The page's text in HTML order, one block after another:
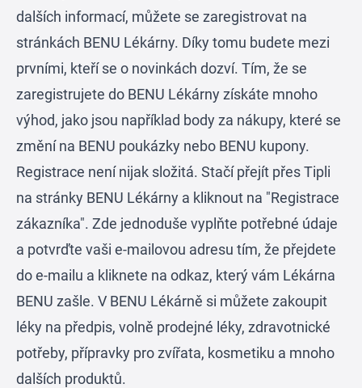
dalších informací, můžete se zaregistrovat na
stránkách BENU Lékárny. Díky tomu budete mezi
prvními, kteří se o novinkách dozví. Tím, že se
zaregistrujete do BENU Lékárny získáte mnoho
výhod, jako jsou například body za nákupy, které se
změní na BENU poukázky nebo BENU kupony.
Registrace není nijak složitá. Stačí přejít přes Tipli
na stránky BENU Lékárny a kliknout na "Registrace
zákazníka". Zde jednoduše vyplňte potřebné údaje
a potvrďte vaši e-mailovou adresu tím, že přejdete
do e-mailu a kliknete na odkaz, který vám Lékárna
BENU zašle. V BENU Lékárně si můžete zakoupit
léky na předpis, volně prodejné léky, zdravotnické
potřeby, přípravky pro zvířata, kosmetiku a mnoho
dalších produktů.